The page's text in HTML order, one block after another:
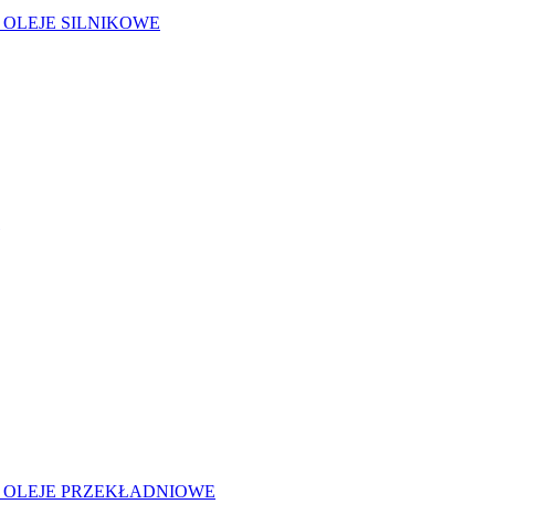
OLEJE SILNIKOWE
OLEJE PRZEKŁADNIOWE